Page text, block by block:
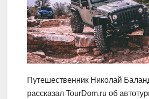
Путешественник Николай
рассказал TourDom.ru об